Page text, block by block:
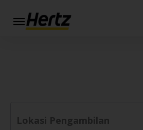
Menu
Join /
Lokasi Pengambilan